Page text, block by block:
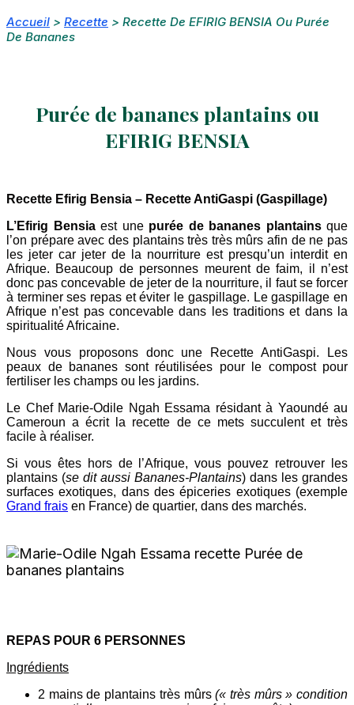
Accueil > Recette > Recette De EFIRIG BENSIA Ou Purée
De Bananes
Purée de bananes plantains ou
EFIRIG BENSIA
Recette Efirig Bensia – Recette AntiGaspi (Gaspillage)
L’Efirig Bensiaest une purée de bananes plantainsque
l’on prépare avec des plantains très très mûrs afin de ne pas
les jeter car jeter de la nourriture est presqu’un interdit en
Afrique. Beaucoup de personnes meurent de faim, il n’est
donc pas concevable de jeter de la nourriture, il faut se forcer
à terminer ses repas et éviter le gaspillage. Le gaspillage en
Afrique n’est pas concevable dans les traditions et dans la
spiritualité Africaine.
Nous vous proposons donc une Recette AntiGaspi. Les
peaux de bananes sont réutilisées pour le compost pour
fertiliser les champs ou les jardins.
Le Chef Marie-Odile Ngah Essama résidant à Yaoundé au
Cameroun a écrit la recette de ce mets succulent et très
facile à réaliser.
Si vous êtes hors de l’Afrique, vous pouvez retrouver les
plantains (se dit aussi Bananes-Plantains) dans les grandes
surfaces exotiques, dans des épiceries exotiques (exemple
Grand frais en France) de quartier, dans des marchés.
REPAS POUR 6 PERSONNES
Ingrédients
2 mains de plantains très mûrs(« très mûrs » condition